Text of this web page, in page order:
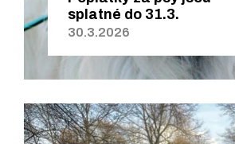
splatné do 31.3.
30.3.2026